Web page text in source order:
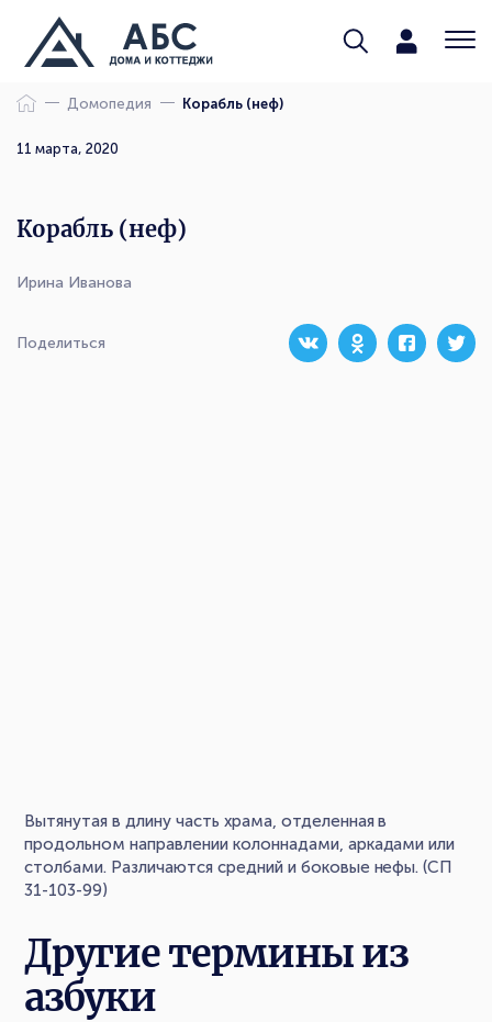
Домопедия Корабль (неф)
Ирина Иванова
11 марта, 2020
Корабль (неф)
Поделиться
Вытянутая в длину часть храма, отделенная в
продольном направлении колоннадами, аркадами или
столбами. Различаются средний и боковые нефы. (СП
31-103-99)
Другие термины из
азбуки